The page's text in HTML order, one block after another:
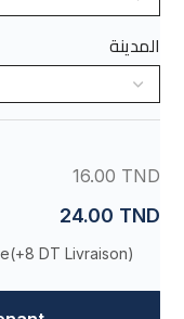
المدينة
16.00 TND
24.00 TND
+8 DT Livraison)